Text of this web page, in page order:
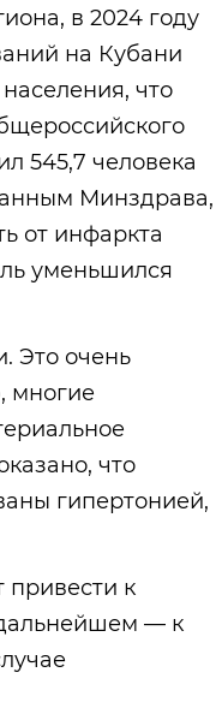
в 2024 году
на Кубани
что
545,7 человека
Минздрава,
от инфаркта
уменьшился
Это очень
многие
что
гипертонией,
к
— к